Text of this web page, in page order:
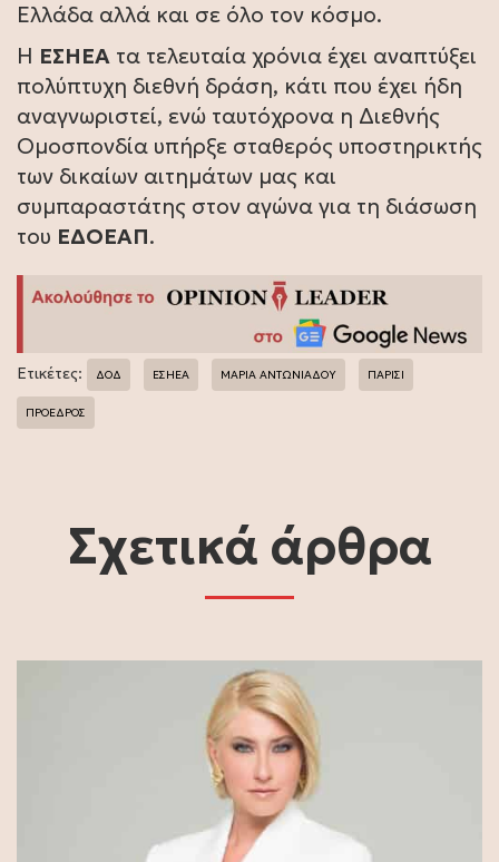
Ελλάδα αλλά και σε όλο τον κόσμο.
Η ΕΣΗΕΑ τα τελευταία χρόνια έχει αναπτύξει
πολύπτυχη διεθνή δράση, κάτι που έχει ήδη
αναγνωριστεί, ενώ ταυτόχρονα η Διεθνής
Ομοσπονδία υπήρξε σταθερός υποστηρικτής
των δικαίων αιτημάτων μας και
συμπαραστάτης στον αγώνα για τη διάσωση
του ΕΔΟΕΑΠ.
Ετικέτες: ΔΟΔ ΕΣΗΕΑ ΜΑΡΙΑ ΑΝΤΩΝΙΑΔΟΥ ΠΑΡΙΣΙ
ΠΡΟΕΔΡΟΣ
Σχετικά άρθρα